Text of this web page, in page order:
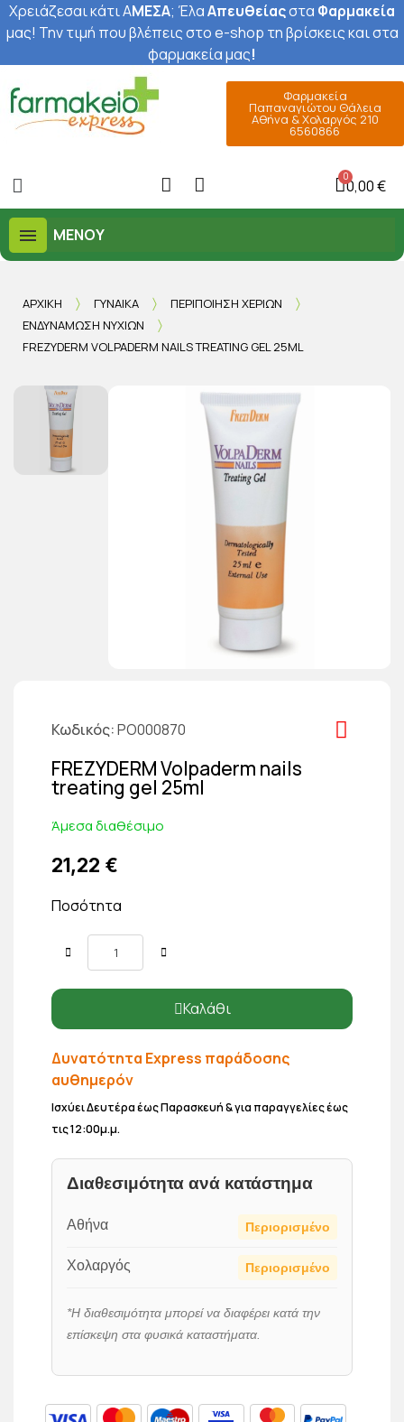
Χρειάζεσαι κάτι ΑΜΕΣΑ; ΈλαΑπευθείαςστα Φαρμακεία
μας! Την τιμή που βλέπεις στο e-shop τη βρίσκεις και στα
φαρμακεία μας!
Φαρμακεία
Παπαναγιώτου Θάλεια
Αθήνα & Χολαργός 210
6560866
0,00 €
ΜΕΝΟΎ
ΑΡΧΙΚΉ ΓΥΝΑΊΚΑ
ΠΕΡΙΠΟΊΗΣΗ ΧΕΡΙΏΝ
ΕΝΔΥΝΆΜΩΣΗ ΝΥΧΙΏΝ
FREZYDERM VOLPADERM NAILS TREATING GEL 25ML
Κωδικός PO000870
FREZYDERM Volpaderm nails
treating gel 25ml
Άμεσα διαθέσιμο
21,22 €
Ποσότητα
Καλάθι
Δυνατότητα Express παράδοσης
αυθημερόν
Ισχύει Δευτέρα έως Παρασκευή & για παραγγελίες έως
τις 12:00μ.μ.
Διαθεσιμότητα ανά κατάστημα
Αθήνα Περιορισμένο
Χολαργός Περιορισμένο
*Η διαθεσιμότητα μπορεί να διαφέρει κατά την
επίσκεψη στα φυσικά καταστήματα.